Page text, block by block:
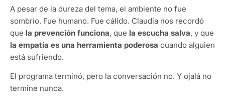
A pesar de la dureza del tema, el ambiente no fue
sombrío. Fue humano. Fue cálido. Claudia nos recordó
que la prevención funciona, que la escucha salva, y que
la empatía es una herramienta poderosa cuando alguien
está sufriendo.
El programa terminó, pero la conversación no. Y ojalá no
termine nunca.